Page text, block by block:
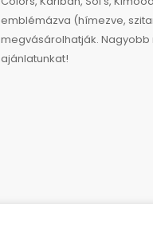
emblémázva (hímezve,
megvásárolhatják.
ajánlatunkat!